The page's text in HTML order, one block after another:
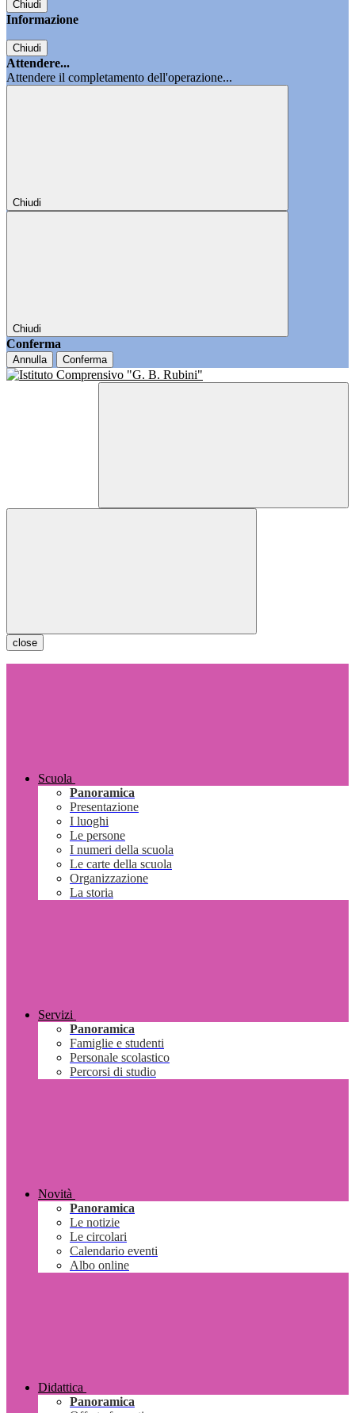
Chiudi
Informazione
Chiudi
Attendere...
Attendere il completamento dell'operazione...
Chiudi
Chiudi
Conferma
Annulla Conferma
close
Scuola
Panoramica
Presentazione
I luoghi
Le persone
I numeri della scuola
Le carte della scuola
Organizzazione
La storia
Servizi
Panoramica
Famiglie e studenti
Personale scolastico
Percorsi di studio
Novità
Panoramica
Le notizie
Le circolari
Calendario eventi
Albo online
Didattica
Panoramica